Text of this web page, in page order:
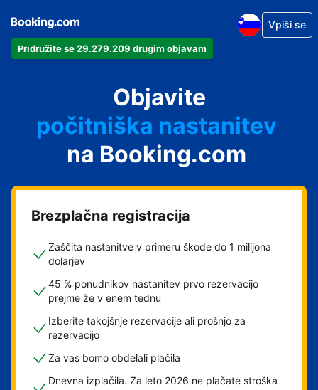
Pridružite se 29.279.209 drugim objavam
Vpiši se
Objavite
svoj apartma
svoj hotel
počitniška nastanitev
svoje gostišče
svoj B&B
na Booking.com
Brezplačna registracija
Zaščita nastanitve v primeru škode do 1 milijona
dolarjev
45 % ponudnikov nastanitev prvo rezervacijo
prejme že v enem tednu
Izberite takojšnje rezervacije ali prošnjo za
rezervacijo
Za vas bomo obdelali plačila
Dnevna izplačila. Za leto 2026 ne plačate stroška